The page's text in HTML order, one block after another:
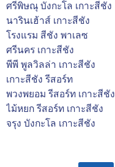
ศรีพิษณุ บังกะโล เกาะสีชัง
นารินเฮ้าส์ เกาะสีชัง
โรงแรม สีชัง พาเลซ
ศรีนคร เกาะสีชัง
พีพี พูลวิลล่า เกาะสีชัง
เกาะสีชัง รีสอร์ท
พวงพยอม รีสอร์ท เกาะสีชัง
ไม้หยก รีสอร์ท เกาะสีชัง
จรุง บังกะโล เกาะสีชัง